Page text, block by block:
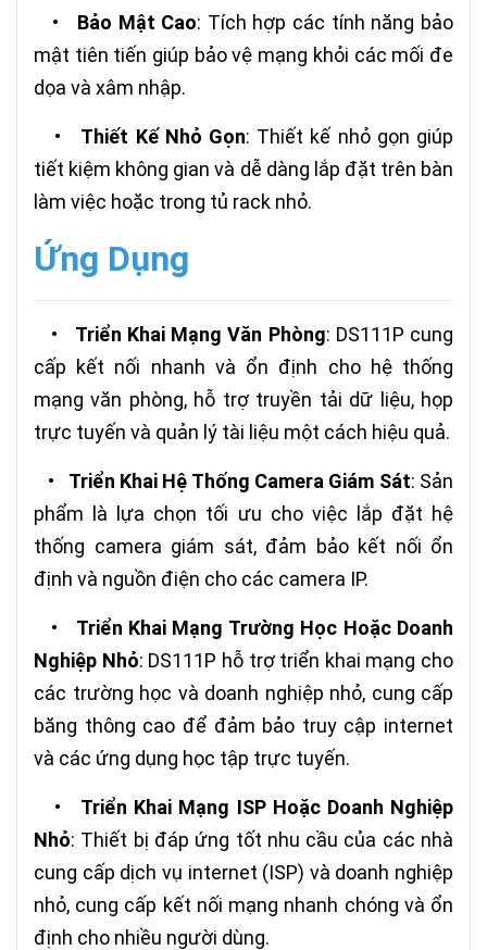
• Bảo Mật Cao: Tích hợp các tính năng bảo
mật tiên tiến giúp bảo vệ mạng khỏi các mối đe
dọa và xâm nhập.
• Thiết Kế Nhỏ Gọn: Thiết kế nhỏ gọn giúp
tiết kiệm không gian và dễ dàng lắp đặt trên bàn
làm việc hoặc trong tủ rack nhỏ.
Ứng Dụng
• Triển Khai Mạng Văn Phòng: DS111P cung
cấp kết nối nhanh và ổn định cho hệ thống
mạng văn phòng, hỗ trợ truyền tải dữ liệu, họp
trực tuyến và quản lý tài liệu một cách hiệu quả.
• Triển Khai Hệ Thống Camera Giám Sát: Sản
phẩm là lựa chọn tối ưu cho việc lắp đặt hệ
thống camera giám sát, đảm bảo kết nối ổn
định và nguồn điện cho các camera IP.
• Triển Khai Mạng Trường Học Hoặc Doanh
Nghiệp Nhỏ: DS111P hỗ trợ triển khai mạng cho
các trường học và doanh nghiệp nhỏ, cung cấp
băng thông cao để đảm bảo truy cập internet
và các ứng dụng học tập trực tuyến.
• Triển Khai Mạng ISP Hoặc Doanh Nghiệp
Nhỏ: Thiết bị đáp ứng tốt nhu cầu của các nhà
cung cấp dịch vụ internet (ISP) và doanh nghiệp
nhỏ, cung cấp kết nối mạng nhanh chóng và ổn
định cho nhiều người dùng.